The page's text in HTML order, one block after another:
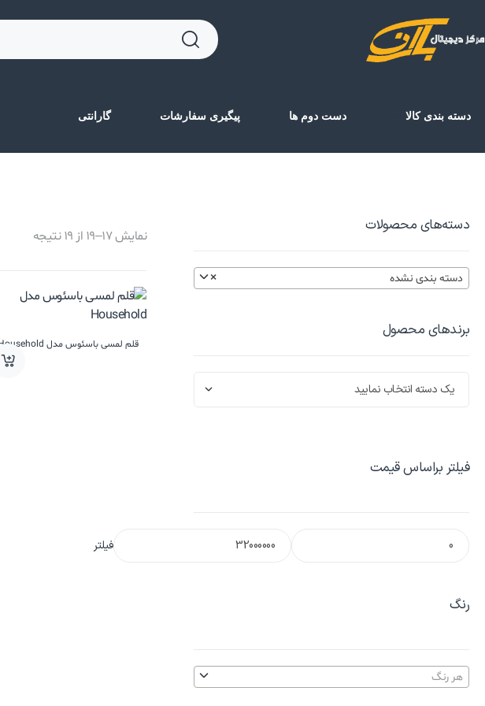
دسته بندی کالا دست دوم ها پیگیری سفارشات گارانتی
نمایش 17–19 از 19 نتیجه
قلم لمسی باسئوس مدل Household
دسته‌های محصولات
× دسته بندی نشده
برندهای محصول
فیلتر براساس قیمت
فیلتر
رنگ
هر رنگ